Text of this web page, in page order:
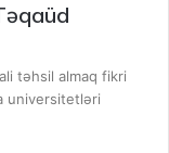
təhsil almaq fikri
universitetləri